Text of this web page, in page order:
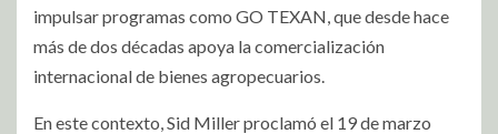
impulsar programas como GO TEXAN, que desde hace
más de dos décadas apoya la comercialización
internacional de bienes agropecuarios.
En este contexto, Sid Miller proclamó el 19 de marzo